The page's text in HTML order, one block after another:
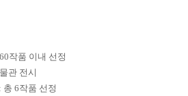
작품 이내 선정
관 전시
총 6작품 선정